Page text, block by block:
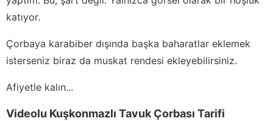
katıyor.
Çorbaya karabiber dışında başka baharatlar eklemek
isterseniz biraz da muskat rendesi ekleyebilirsiniz.
Afiyetle kalın...
Videolu Kuşkonmazlı Tavuk Çorbası Tarifi